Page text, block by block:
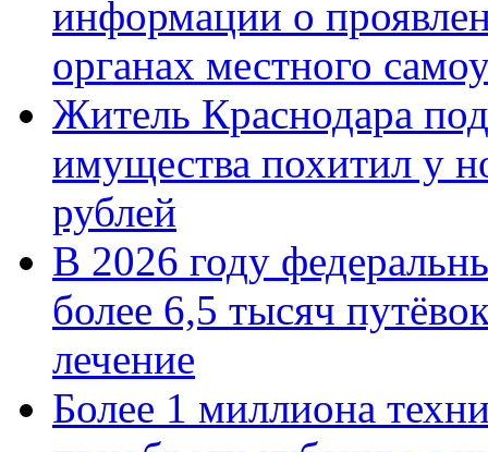
информации о
органах местного
Житель Краснодара
имущества похитил у
рублей
В 2026 году
более 6,5 тысяч
лечение
Более 1 миллиона